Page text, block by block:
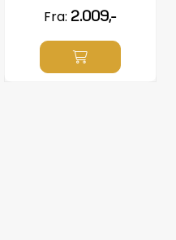
Fra: 2.009,-